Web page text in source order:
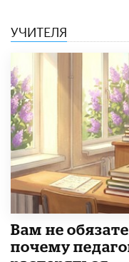
УЧИТЕЛЯ
​Вам не
почему